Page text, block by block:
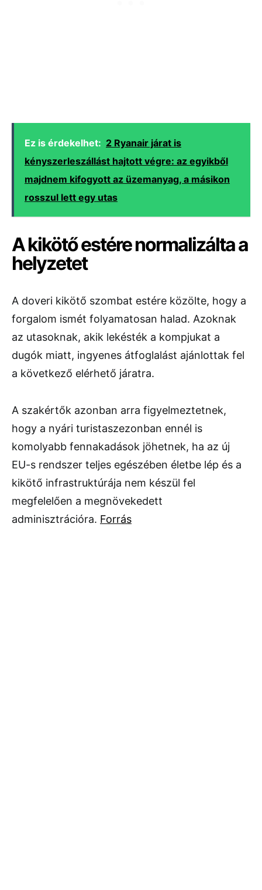
Ez is érdekelhet: 2 Ryanair járat is
kényszerleszállást hajtott végre: az egyikből
majdnem kifogyott az üzemanyag, a másikon
rosszul lett egy utas
A kikötő estére normalizálta a
helyzetet
A doveri kikötő szombat estére közölte, hogy a
forgalom ismét folyamatosan halad. Azoknak
az utasoknak, akik lekésték a kompjukat a
dugók miatt, ingyenes átfoglalást ajánlottak fel
a következő elérhető járatra.
A szakértők azonban arra figyelmeztetnek,
hogy a nyári turistaszezonban ennél is
komolyabb fennakadások jöhetnek, ha az új
EU-s rendszer teljes egészében életbe lép és a
kikötő infrastruktúrája nem készül fel
megfelelően a megnövekedett
adminisztrációra. Forrás